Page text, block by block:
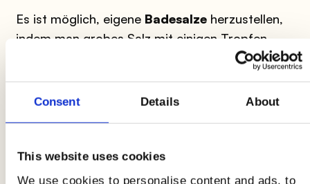
Consent Details About
This website uses cookies
We use cookies to personalise content and ads, to
Es ist möglich, eigene Badesalzeherzustellen,
indem man grobes Salz mit einigen Tropfen
für eine entspannende
und erfrischende Wirkung mischt. Dies kann
Alle Verwendungen von Salz: Dunkle Farben